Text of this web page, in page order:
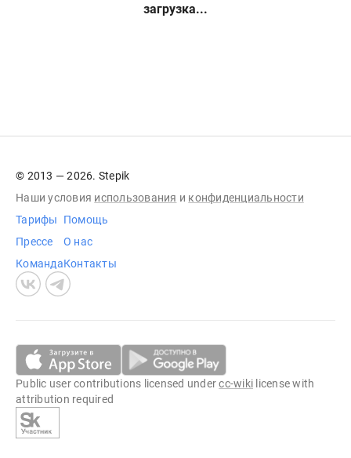
загрузка...
© 2013 — 2026. Stepik
Наши условия использования и конфиденциальности
Тарифы
Прессе
Команда
Помощь
О нас
Контакты
Public user contributions licensed undercc-wiki license with
attribution required